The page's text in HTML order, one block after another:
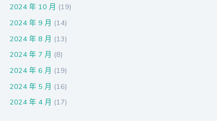
2024 年 10 月 (19)
2024 年 9 月 (14)
2024 年 8 月 (13)
2024 年 7 月 (8)
2024 年 6 月 (19)
2024 年 5 月 (16)
2024 年 4 月 (17)